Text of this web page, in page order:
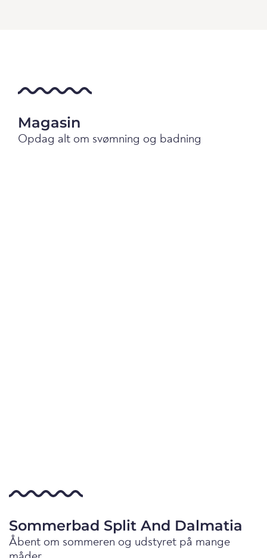
Magasin
Opdag alt om svømning og badning
Sommerbad Split And Dalmatia
Åbent om sommeren og udstyret på mange